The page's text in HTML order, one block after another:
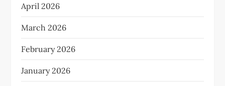
April 2026
March 2026
February 2026
January 2026